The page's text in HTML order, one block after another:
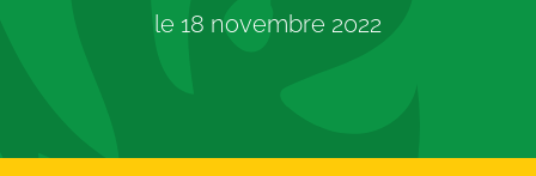
le 18 novembre 2022